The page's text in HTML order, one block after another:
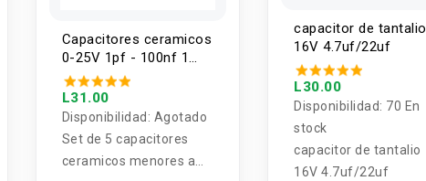
Capacitores ceramicos
0-25V 1pf - 100nf 1
valor (5U)
L31.00
Disponibilidad: Agotado
Set de 5 capacitores
ceramicos menores a
capacitor de tantalio
16V 4.7uf/22uf
L30.00
Disponibilidad: 70 En
stock
capacitor de tantalio
16V 4.7uf/22uf